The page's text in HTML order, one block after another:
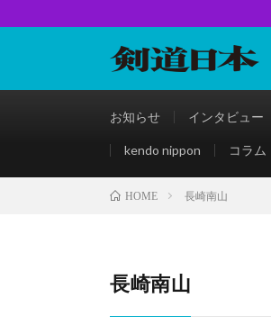
お知らせ インタビュー
kendo nippon コラム
HOME 長崎南山
長崎南山